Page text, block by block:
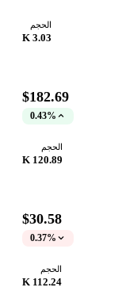
$182.69
0.43%
120.89 K
$30.58
0.37%
112.24 K